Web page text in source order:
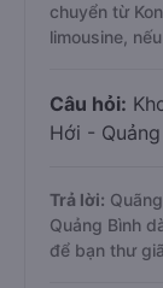
chuyển từ
limousine,
Câu hỏi:
Hới -
Trả lời:
Quảng Bình
để bạn thư